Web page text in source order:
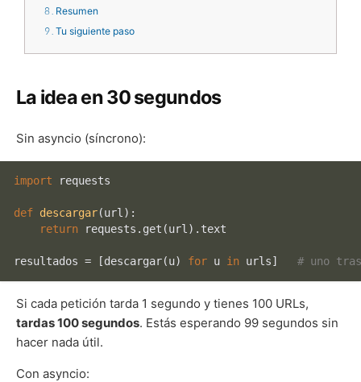
8 Resumen
9 Tu siguiente paso
La idea en 30 segundos
Sin asyncio (síncrono):
import requests
def descargar(url):
return requests.get(url).text
resultados = [descargar(u) for u in urls] # uno
Si cada petición tarda 1 segundo y tienes 100 URLs,
tardas 100 segundos. Estás esperando 99 segundos sin
hacer nada útil.
Con asyncio: